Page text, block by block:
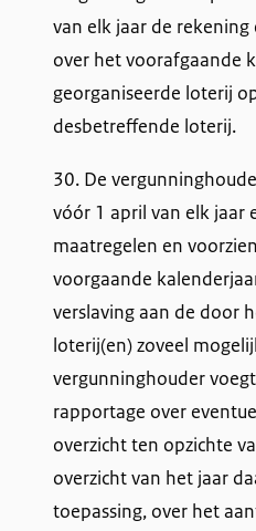
van elk jaar de
over het voorafgaande
georganiseerde loterij
desbetreffende loterij.
30. De
vóór 1 april van elk jaar
maatregelen en
voorgaande
verslaving aan de door
loterij(en) zoveel
vergunninghouder
rapportage over
overzicht ten opzichte
overzicht van het jaar
toepassing, over het